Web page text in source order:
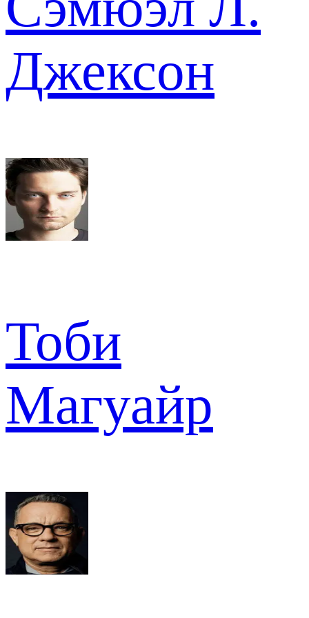
Джексон
Тоби
Магуайр